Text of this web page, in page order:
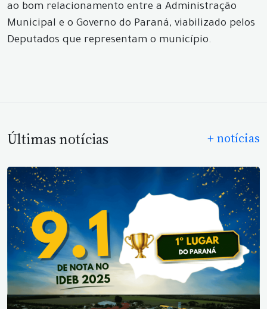
ao bom relacionamento entre a Administração
Municipal e o Governo do Paraná, viabilizado pelos
Deputados que representam o município.
Últimas notícias + notícias